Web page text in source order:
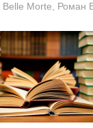
Belle Morte Роман